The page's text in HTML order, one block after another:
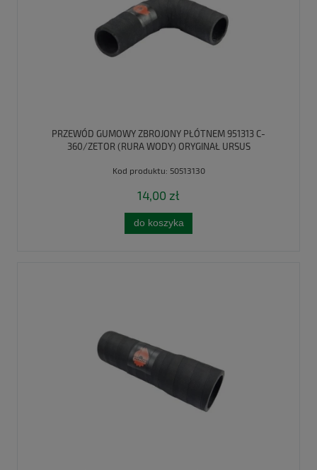
PRZEWÓD GUMOWY ZBROJONY PŁÓTNEM 951313 C-
360/ZETOR (RURA WODY) ORYGINAŁ URSUS
Kod produktu: 50513130
14,00 zł
do koszyka